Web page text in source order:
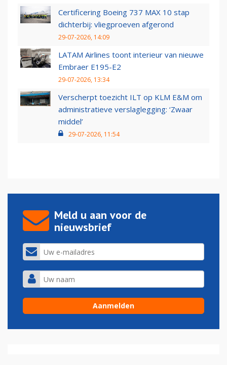
Certificering Boeing 737 MAX 10 stap
dichterbij: vliegproeven afgerond
29-07-2026, 14:09
LATAM Airlines toont interieur van nieuwe
Embraer E195-E2
29-07-2026, 13:34
Verscherpt toezicht ILT op KLM E&M om
administratieve verslaglegging: ‘Zwaar
middel’
29-07-2026, 11:54
Meld u aan voor de
nieuwsbrief